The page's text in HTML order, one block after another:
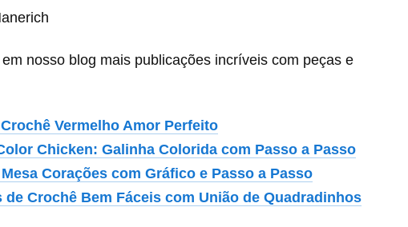
nosso blog mais publicações incríveis com peças e
Vermelho Amor Perfeito
Chicken: Galinha Colorida com Passo a Passo
Corações com Gráfico e Passo a Passo
de Crochê Bem Fáceis com União de Quadradinhos